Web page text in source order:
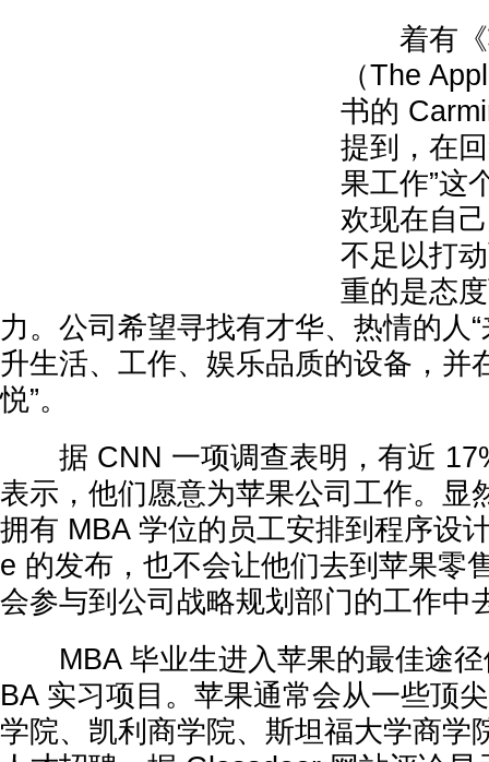
着有《
（The
书的
提到，在
果工作”这
欢现在自
不足以打
重的是态
力。公司希望寻找有才华、热情的人
升生活、工作、娱乐品质的设备，并
悦”。
据 CNN 一项调查表明，有近
表示，他们愿意为苹果公司工作。显
拥有 MBA 学位的员工安排到程序设
e 的发布，也不会让他们去到苹果零
会参与到公司战略规划部门的工作中
MBA 毕业生进入苹果的最佳途径
BA 实习项目。苹果通常会从一些顶
学院、凯利商学院、斯坦福大学商学